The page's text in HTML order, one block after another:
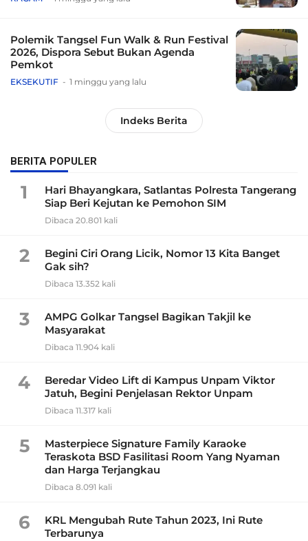
Polemik Tangsel Fun Walk & Run Festival
2026, Dispora Sebut Bukan Agenda
Pemkot
EKSEKUTIF 1 minggu yang lalu
Indeks Berita
BERITA POPULER
1
Hari Bhayangkara, Satlantas Polresta Tangerang
Siap Beri Kejutan ke Pemohon SIM
Dibaca 20.801 kali
2
Begini Ciri Orang Licik, Nomor 13 Kita Banget
Gak sih?
Dibaca 13.352 kali
3
AMPG Golkar Tangsel Bagikan Takjil ke
Masyarakat
Dibaca 11.904 kali
4
Beredar Video Lift di Kampus Unpam Viktor
Jatuh, Begini Penjelasan Rektor Unpam
Dibaca 11.317 kali
5
Masterpiece Signature Family Karaoke
Teraskota BSD Fasilitasi Room Yang Nyaman
dan Harga Terjangkau
Dibaca 8.091 kali
6
KRL Mengubah Rute Tahun 2023, Ini Rute
Terbarunya